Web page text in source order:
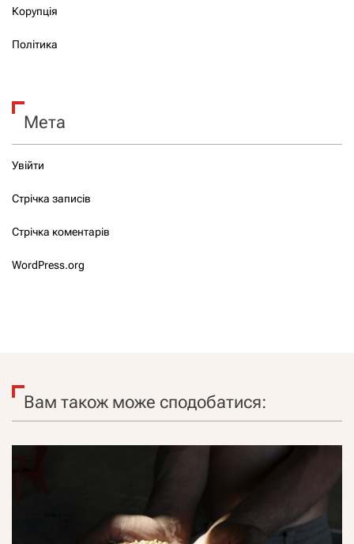
Корупція
Політика
Мета
Увійти
Стрічка записів
Стрічка коментарів
WordPress.org
Вам також може сподобатися: